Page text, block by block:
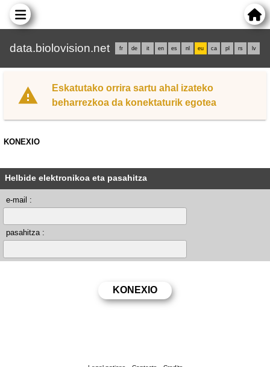
data.biolovision.net fr de it en es nl eu ca pl rs lv
Eskatutako orrira sartu ahal izateko
beharrezkoa da konektaturik egotea
KONEXIO
Helbide elektronikoa eta pasahitza
e-mail :
pasahitza :